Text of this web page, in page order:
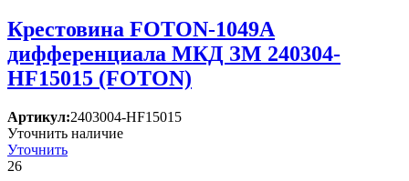
Крестовина FOTON-1049А
дифференциала МКД ЗМ 240304-
HF15015 (FOTON)
Артикул:2403004-HF15015
Уточнить наличие
Уточнить
26